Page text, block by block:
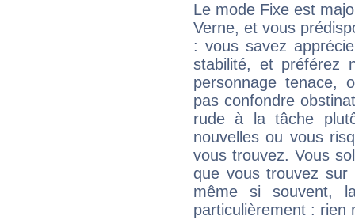
Le mode Fixe est
Verne, et vous
: vous savez
stabilité, et préférez
personnage tenace,
pas confondre
rude à la tâche
nouvelles ou vous
vous trouvez. Vous
que vous trouvez
même si souvent,
particulièrement : rien